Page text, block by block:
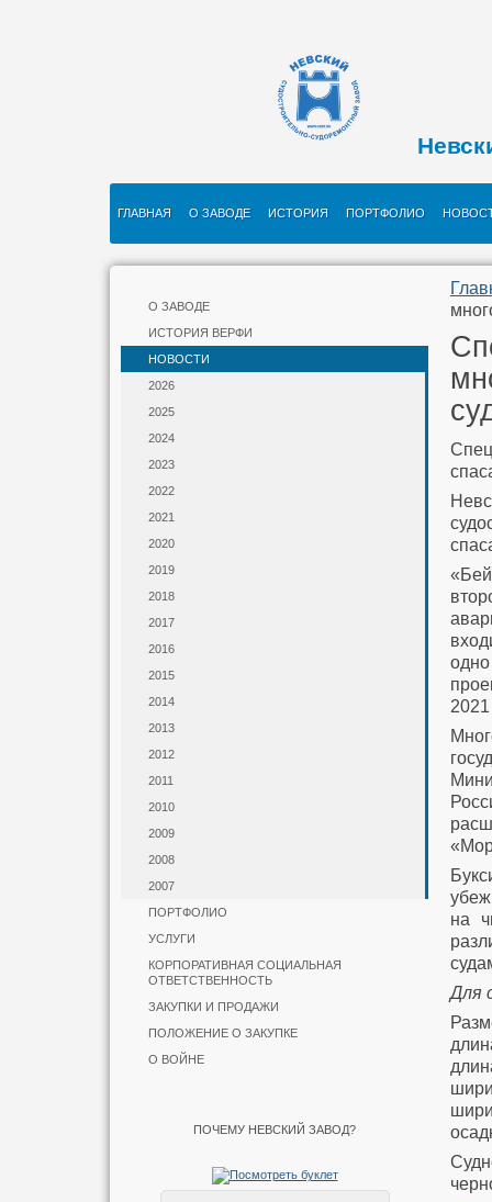
ГЛАВНАЯ О ЗАВОДЕ ИСТОРИЯ ПОРТФОЛИО
О ЗАВОДЕ
ИСТОРИЯ ВЕРФИ
НОВОСТИ
2026
2025
2024
2023
2022
2021
2020
2019
2018
2017
2016
2015
2014
2013
2012
2011
2010
2009
2008
2007
ПОРТФОЛИО
УСЛУГИ
КОРПОРАТИВНАЯ СОЦИАЛЬНАЯ
ОТВЕТСТВЕННОСТЬ
ЗАКУПКИ И ПРОДАЖИ
ПОЛОЖЕНИЕ О ЗАКУПКЕ
О ВОЙНЕ
ПОЧЕМУ НЕВСКИЙ ЗАВОД?
2021
на
Для